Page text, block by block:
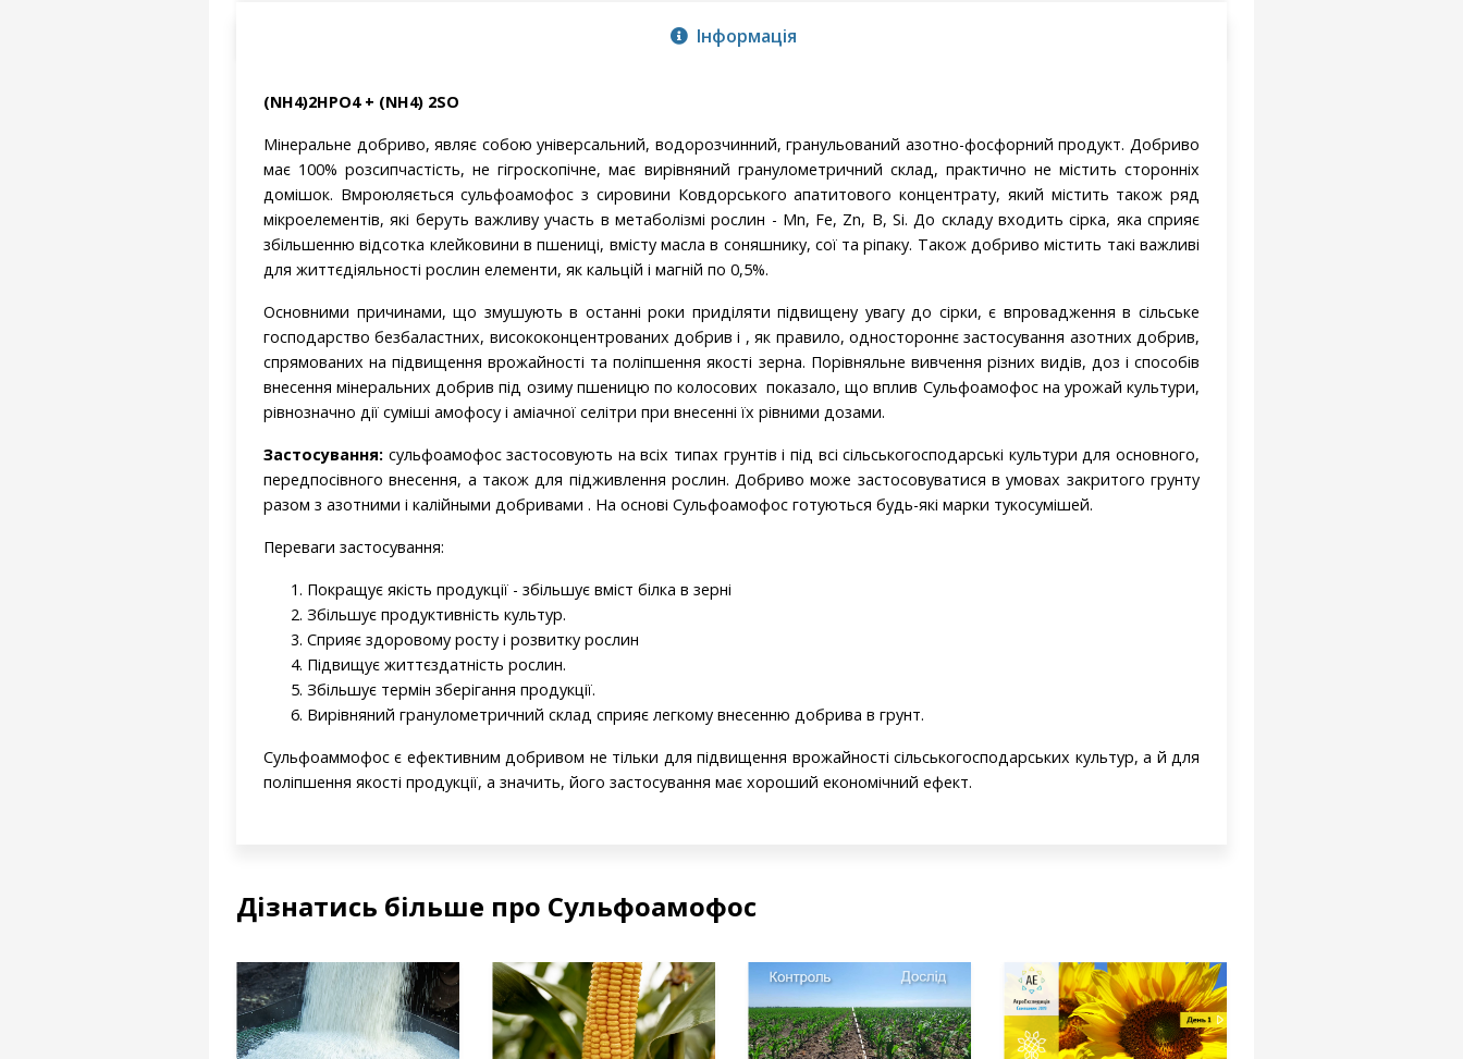
Інформація
(NH4)2HPO4 + (NH4) 2SO
Мінеральне добриво, являє собою універсальний, водорозчинний, гранульований азотно-фосфорний продукт. Добриво
має 100% розсипчастість, не гігроскопічне, має вирівняний гранулометричний склад, практично не містить сторонніх
домішок. Вмроюляється сульфоамофос з сировини Ковдорського апатитового концентрату, який містить також ряд
мікроелементів, які беруть важливу участь в метаболізмі рослин - Mn, Fe, Zn, B, Si. До складу входить сірка, яка сприяє
збільшенню відсотка клейковини в пшениці, вмісту масла в соняшнику, сої та ріпаку. Також добриво містить такі важливі
для життєдіяльності рослин елементи, як кальцій і магній по 0,5%.
Основними причинами, що змушують в останні роки приділяти підвищену увагу до сірки, є впровадження в сільське
господарство безбаластних, висококонцентрованих добрив і , як правило, одностороннє застосування азотних добрив,
спрямованих на підвищення врожайності та поліпшення якості зерна. Порівняльне вивчення різних видів, доз і способів
внесення мінеральних добрив під озиму пшеницю по колосових показало, що вплив Сульфоамофос на урожай культури,
рівнозначно дії суміші амофосу і аміачної селітри при внесенні їх рівними дозами.
Застосування: сульфоамофос застосовують на всіх типах грунтів і під всі сільськогосподарські культури для основного,
передпосівного внесення, а також для підживлення рослин. Добриво може застосовуватися в умовах закритого грунту
разом з азотними і калійными добривами . На основі Сульфоамофос готуються будь-які марки тукосумішей.
Переваги застосування:
Покращує якість продукції - збільшує вміст білка в зерні
Збільшує продуктивність культур.
Сприяє здоровому росту і розвитку рослин
Підвищує життєздатність рослин.
Збільшує термін зберігання продукції.
Вирівняний гранулометричний склад сприяє легкому внесенню добрива в грунт.
Сульфоаммофос є ефективним добривом не тільки для підвищення врожайності сільськогосподарських культур, а й для
поліпшення якості продукції, а значить, його застосування має хороший економічний ефект.
Дізнатись більше про Сульфоамофос